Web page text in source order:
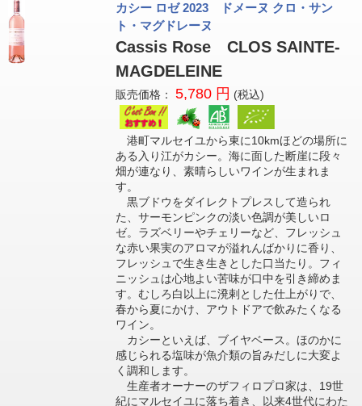
カシー ロゼ 2023 ドメーヌ クロ・サン
ト・マグドレーヌ
Cassis Rose CLOS SAINTE-
MAGDELEINE
販売価格： 5,780 円 (税込)
港町マルセイユから東に10kmほどの場所に
ある入り江がカシー。海に面した断崖に段々
畑が連なり、素晴らしいワインが生まれま
す。
黒ブドウをダイレクトプレスして造られ
た、サーモンピンクの淡い色調が美しいロ
ゼ。ラズベリーやチェリーなど、フレッシュ
な赤い果実のアロマが溢れんばかりに香り、
フレッシュで生き生きとした口当たり。フィ
ニッシュは心地よい苦味が口中を引き締めま
す。むしろ白以上に溌剌とした仕上がりで、
春から夏にかけ、アウトドアで飲みたくなる
ワイン。
カシーといえば、ブイヤベース。ほのかに
感じられる塩味が魚介類の旨みだしに大変よ
く調和します。
生産者オーナーのザフィロプロ家は、19世
紀にマルセイユに落ち着き、以来4世代にわた